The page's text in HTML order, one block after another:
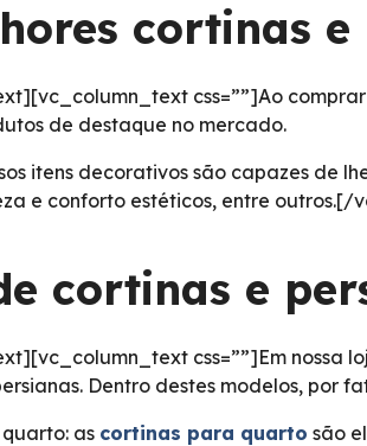
cortinas
css=””]Ao
de destaque no mercado.
itens decorativos são capazes de
e conforto estéticos, entre
cortinas e
css=””]Em nossa
Dentro destes modelos, por
as cortinas para quarto são